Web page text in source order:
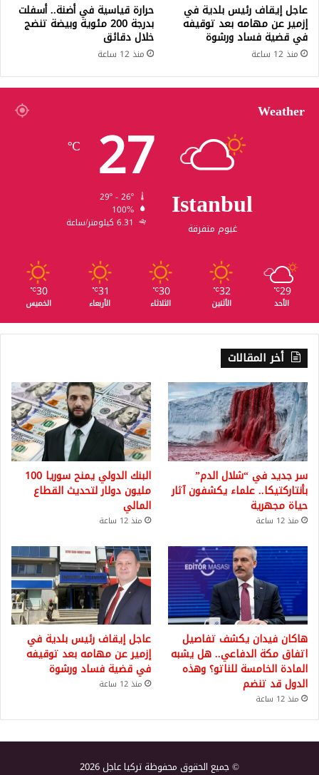
عاجل إيقاف رئيس بلدية في
إزمير عن مهامه بعد توقيفه
في قضية فساد ورشوة
منذ 12 ساعة
حرارة قياسية في أضنة.. أسفلت
بدرجة 200 مئوية وبيضة تنضج
خلال دقائق
منذ 12 ساعة
Weather
Istanbul
غيوم متفرقة
27
℃
100%
6.31 كيلومتر/ساعة
29
℃
الأحد
32
℃
الأثنين
30
℃
الثلاثاء
31
℃
الأربعاء
30
℃
الخميس
أخر المقالات
سر جديد في “شلال الدم”
بأنتاركتيكا.. علماء يكشفون آثار
حياة مجهرية
منذ 12 ساعة
البنك الدولي يمنح سوريا 100
مليون دولار لتحديث القطاع
المالي
منذ 12 ساعة
هاكان فيدان يكشف تفاصيل
اتفاق مكة الدفاعي.. هل يشبه
المادة الخامسة للناتو؟ وهذه
الدول قد تنضم
منذ 12 ساعة
عاجل إيقاف رئيس بلدية في
إزمير عن مهامه بعد توقيفه
في قضية فساد ورشوة
منذ 12 ساعة
© جميع الحقوق محفوظة تركيا عاجل 2026